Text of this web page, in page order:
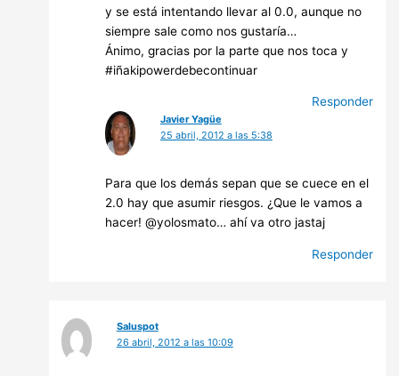
y se está intentando llevar al 0.0, aunque no
siempre sale como nos gustaría…
Ánimo, gracias por la parte que nos toca y
#iñakipowerdebecontinuar
Responder
Javier Yagüe
25 abril, 2012 a las 5:38
Para que los demás sepan que se cuece en el
2.0 hay que asumir riesgos. ¿Que le vamos a
hacer! @yolosmato… ahí va otro jastaj
Responder
Saluspot
26 abril, 2012 a las 10:09